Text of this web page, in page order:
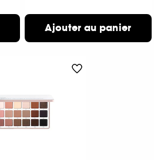
Ajouter au panier